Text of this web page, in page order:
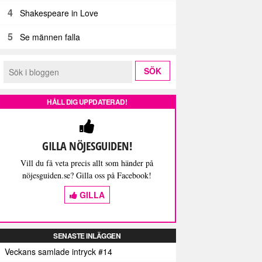
4 Shakespeare in Love
5 Se männen falla
HÅLL DIG UPPDATERAD!
GILLA NÖJESGUIDEN!
Vill du få veta precis allt som händer på
nöjesguiden.se? Gilla oss på Facebook!
GILLA
SENASTE INLÄGGEN
Veckans samlade intryck #14